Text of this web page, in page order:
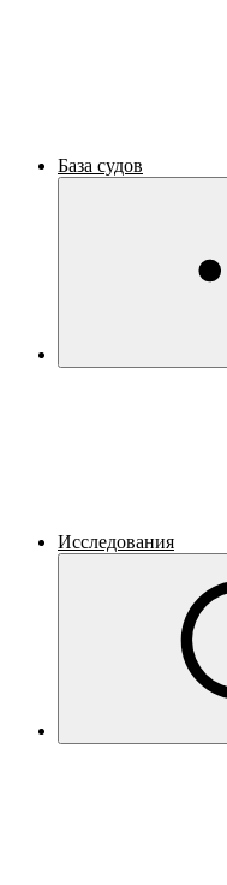
База судов
Исследования